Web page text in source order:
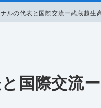
ルの代表と国際交流ー武蔵越生
国際交流